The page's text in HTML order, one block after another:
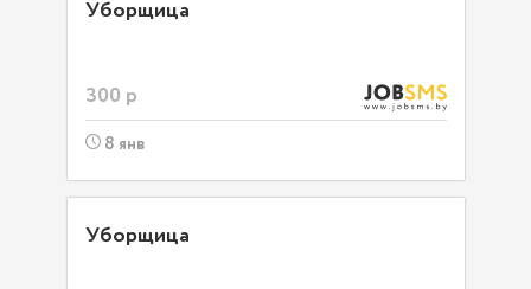
Уборщица
300 р
8 янв
Уборщица